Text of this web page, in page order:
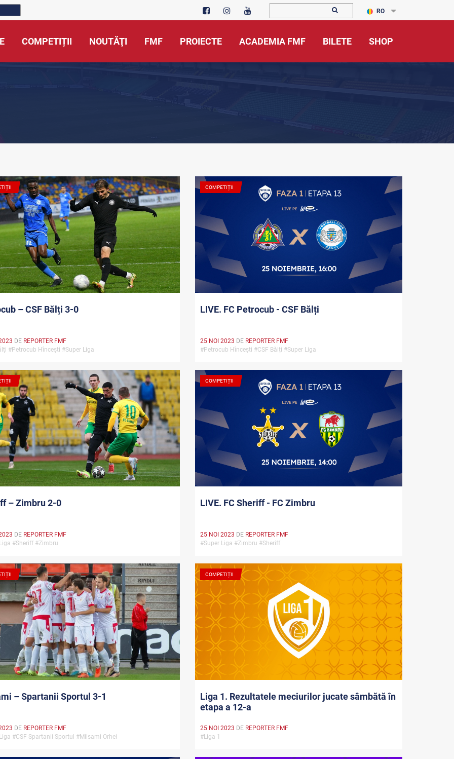
RO
COMPETIȚII NOUTĂŢI FMF PROIECTE ACADEMIA FMF BILETE SHOP
– CSF Bălți 3-0
DE REPORTER FMF
#Petrocub Hîncești #Super Liga
COMPETIȚII
LIVE. FC Petrocub - CSF Bălți
25 NOI 2023 DE REPORTER FMF
#Petrocub Hîncești #CSF Bălți #Super Liga
– Zimbru 2-0
DE REPORTER FMF
#Sheriff #Zimbru
COMPETIȚII
LIVE. FC Sheriff - FC Zimbru
25 NOI 2023 DE REPORTER FMF
#Super Liga #Zimbru #Sheriff
– Spartanii Sportul 3-1
DE REPORTER FMF
#CSF Spartanii Sportul #Milsami Orhei
COMPETIȚII
Liga 1. Rezultatele meciurilor jucate sâmbătă în
etapa a 12-a
25 NOI 2023 DE REPORTER FMF
#Liga 1